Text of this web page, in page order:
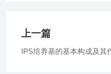
上一篇
IPS培养基的基本构成及其